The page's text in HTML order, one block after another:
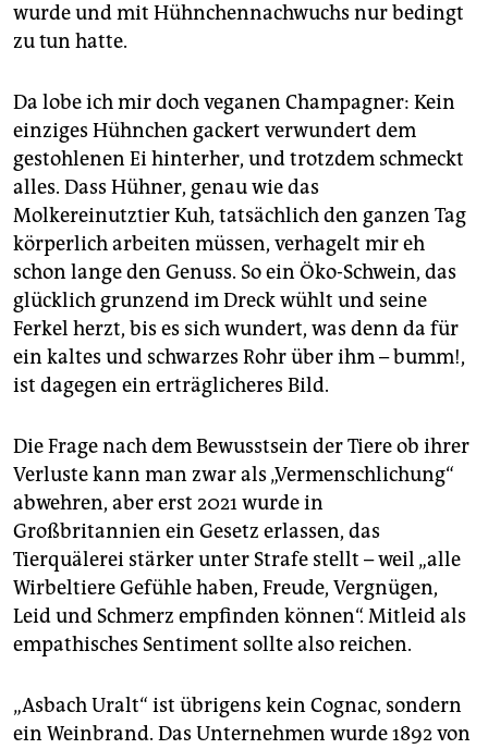
wurde und mit Hühnchennachwuchs nur bedingt
zu tun hatte.
Da lobe ich mir doch veganen Champagner: Kein
einziges Hühnchen gackert verwundert dem
gestohlenen Ei hinterher, und trotzdem schmeckt
alles. Dass Hühner, genau wie das
Molkereinutztier Kuh, tatsächlich den ganzen Tag
körperlich arbeiten müssen, verhagelt mir eh
schon lange den Genuss. So ein Öko-Schwein, das
glücklich grunzend im Dreck wühlt und seine
Ferkel herzt, bis es sich wundert, was denn da für
ein kaltes und schwarzes Rohr über ihm – bumm!,
ist dagegen ein erträglicheres Bild.
Die Frage nach dem Bewusstsein der Tiere ob ihrer
Verluste kann man zwar als „Vermenschlichung“
abwehren, aber erst 2021 wurde in
Großbritannien ein Gesetz erlassen, das
Tierquälerei stärker unter Strafe stellt – weil „alle
Wirbeltiere Gefühle haben, Freude, Vergnügen,
Leid und Schmerz empfinden können“. Mitleid als
empathisches Sentiment sollte also reichen.
„Asbach Uralt“ ist übrigens kein Cognac, sondern
ein Weinbrand. Das Unternehmen wurde 1892 von